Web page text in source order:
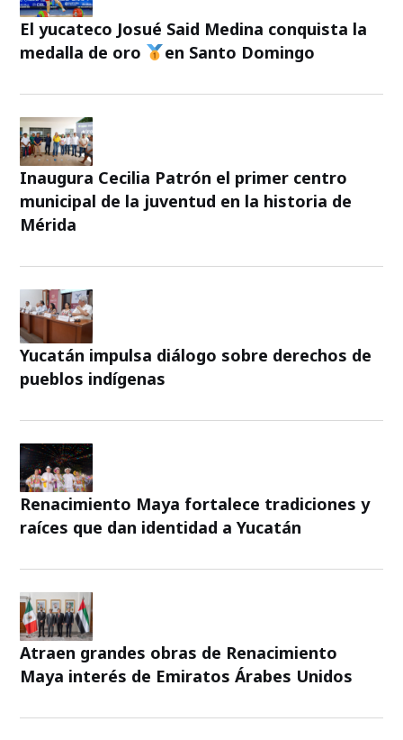
El yucateco Josué Said Medina conquista la
medalla de oro
en Santo Domingo
Inaugura Cecilia Patrón el primer centro
municipal de la juventud en la historia de
Mérida
Yucatán impulsa diálogo sobre derechos de
pueblos indígenas
Renacimiento Maya fortalece tradiciones y
raíces que dan identidad a Yucatán
Atraen grandes obras de Renacimiento
Maya interés de Emiratos Árabes Unidos